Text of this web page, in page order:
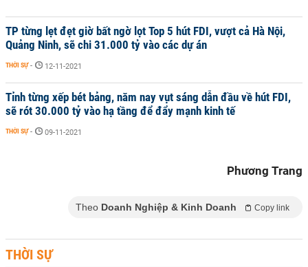
TP từng lẹt đẹt giờ bất ngờ lọt Top 5 hút FDI, vượt cả Hà Nội,
Quảng Ninh, sẽ chi 31.000 tỷ vào các dự án
THỜI SỰ - 12-11-2021
Tỉnh từng xếp bét bảng, năm nay vụt sáng dẫn đầu về hút FDI,
sẽ rót 30.000 tỷ vào hạ tầng để đẩy mạnh kinh tế
THỜI SỰ - 09-11-2021
Phương Trang
Theo Doanh Nghiệp & Kinh Doanh Copy link
THỜI SỰ